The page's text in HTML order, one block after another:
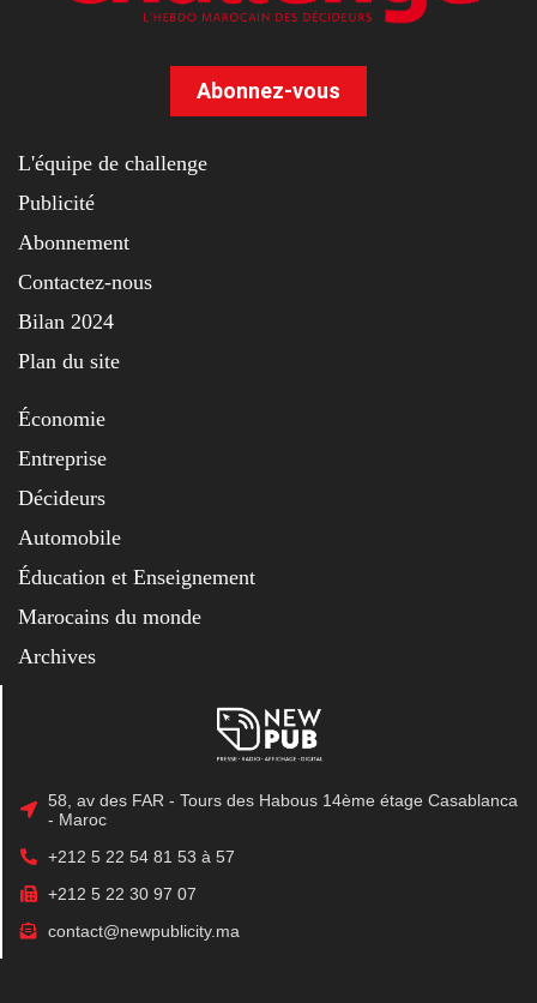
Abonnez-vous
L'équipe de challenge
Publicité
Abonnement
Contactez-nous
Bilan 2024
Plan du site
Économie
Entreprise
Décideurs
Automobile
Éducation et Enseignement
Marocains du monde
Archives
58, av des FAR - Tours des Habous 14ème étage Casablanca
- Maroc
+212 5 22 54 81 53 à 57
+212 5 22 30 97 07
contact@newpublicity.ma